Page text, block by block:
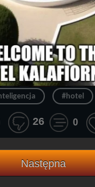
#hotel
26 0
Następna